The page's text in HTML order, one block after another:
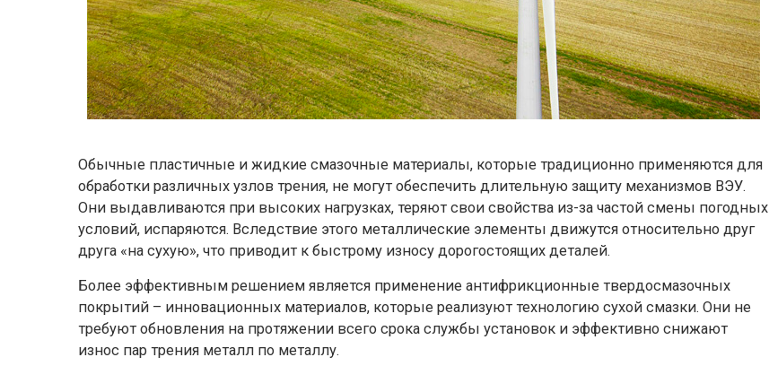
Обычные пластичные и жидкие смазочные материалы, которые традиционно применяются для
обработки различных узлов трения, не могут обеспечить длительную защиту механизмов ВЭУ.
Они выдавливаются при высоких нагрузках, теряют свои свойства из-за частой смены погодных
условий, испаряются. Вследствие этого металлические элементы движутся относительно друг
друга «на сухую», что приводит к быстрому износу дорогостоящих деталей.
Более эффективным решением является применение антифрикционные твердосмазочных
покрытий – инновационных материалов, которые реализуют технологию сухой смазки. Они не
требуют обновления на протяжении всего срока службы установок и эффективно снижают
износ пар трения металл по металлу.